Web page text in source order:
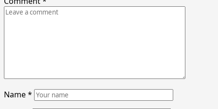
Name*